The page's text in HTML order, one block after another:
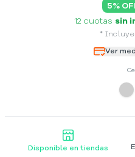
5%
12 cuotas sin
* Incluye
Ver
Disponible en tiendas